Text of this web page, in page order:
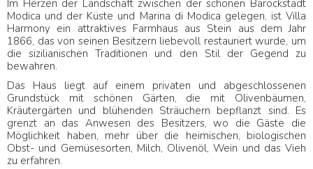
Im Herzen der Landschaft zwischen der schönen Barockstadt
Modica und der Küste und Marina di Modica gelegen, ist Villa
Harmony ein attraktives Farmhaus aus Stein aus dem Jahr
1866, das von seinen Besitzern liebevoll restauriert wurde, um
die sizilianischen Traditionen und den Stil der Gegend zu
bewahren.
Das Haus liegt auf einem privaten und abgeschlossenen
Grundstück mit schönen Gärten, die mit Olivenbäumen,
Kräutergärten und blühenden Sträuchern bepflanzt sind. Es
grenzt an das Anwesen des Besitzers, wo die Gäste die
Möglichkeit haben, mehr über die heimischen, biologischen
Obst- und Gemüsesorten, Milch, Olivenöl, Wein und das Vieh
zu erfahren.